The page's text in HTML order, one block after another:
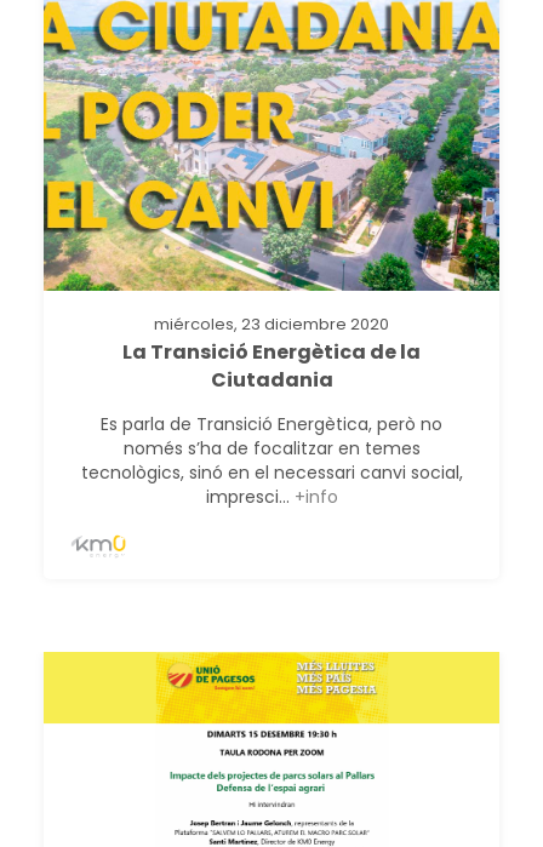
miércoles, 23 diciembre 2020
La Transició Energètica de la
Ciutadania
Es parla de Transició Energètica, però no
només s’ha de focalitzar en temes
tecnològics, sinó en el necessari canvi social,
impresci... +info